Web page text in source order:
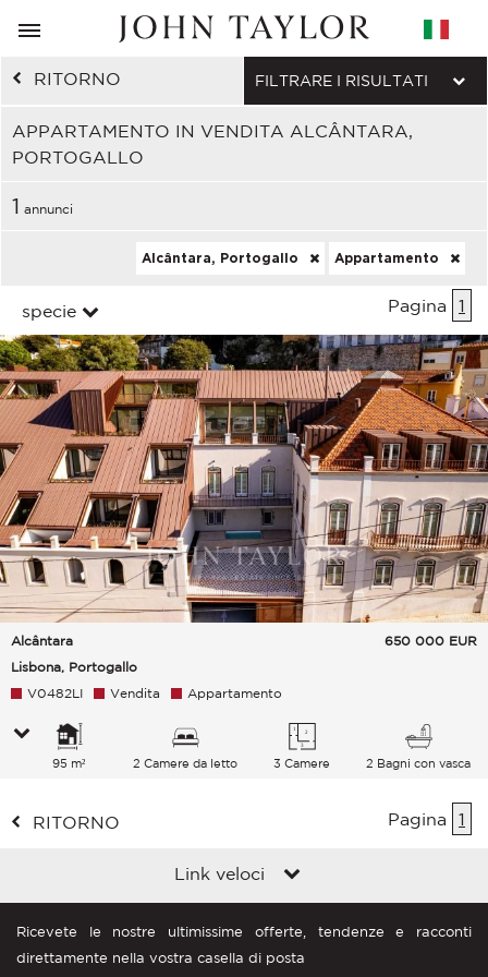
RITORNO
APPARTAMENTO IN VENDITA ALCÂNTARA,
PORTOGALLO
FILTRARE I RISULTATI
1 annunci
Alcântara, Portogallo Appartamento
specie Pagina 1
Alcântara
Lisbona, Portogallo
650 000 EUR
V0482LI Vendita Appartamento
95 m² 2 Camere da letto 3 Camere 2 Bagni con vasca
RITORNO Pagina 1
Link veloci
Ricevete le nostre ultimissime offerte, tendenze e racconti
direttamente nella vostra casella di posta